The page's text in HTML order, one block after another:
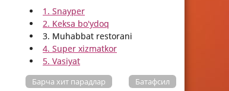
1. Snayper
2. Keksa bo'ydoq
3. Muhabbat restorani
4. Super xizmatkor
5. Vasiyat
Батафсил
Барча хит парадлар